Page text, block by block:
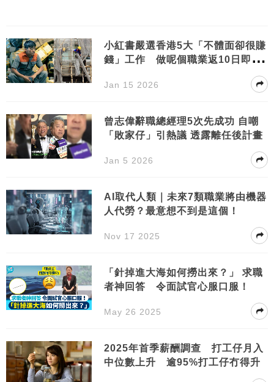
小紅書嚴選香港5大「不體面卻很賺
錢」工作 做呢個職業返10日即賺6
Jan 15 2026
曾志偉辭職總經理5次先成功 自嘲
「敗家仔」引熱議 透露離任後計畫
Jan 5 2026
AI取代人類｜未來7類職業將由機器
人代勞？最意想不到是這個！
Nov 17 2025
「針掉進大海如何撈出來？」 求職
者神回答 令面試官心服口服！
May 26 2025
2025年首季薪酬調查 打工仔月入
中位數上升 逾95%打工仔冇得升